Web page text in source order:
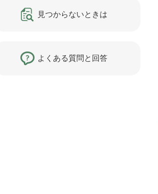
見つからないときは
よくある質問と回答